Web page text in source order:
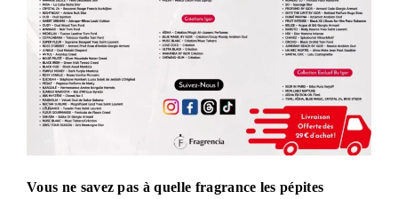
Vous ne savez pas à quelle fragrance les pépites